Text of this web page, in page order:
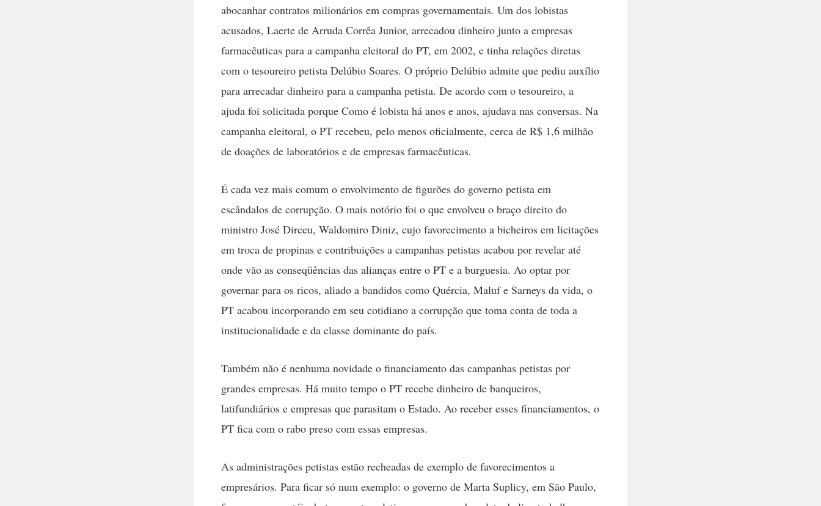
abocanhar contratos milionários em compras governamentais. Um dos lobistas
acusados, Laerte de Arruda Corrêa Junior, arrecadou dinheiro junto a empresas
farmacêuticas para a campanha eleitoral do PT, em 2002, e tinha relações diretas
com o tesoureiro petista Delúbio Soares. O próprio Delúbio admite que pediu auxílio
para arrecadar dinheiro para a campanha petista. De acordo com o tesoureiro, a
ajuda foi solicitada porque Como é lobista há anos e anos, ajudava nas conversas. Na
campanha eleitoral, o PT recebeu, pelo menos oficialmente, cerca de R$ 1,6 milhão
de doações de laboratórios e de empresas farmacêuticas.
É cada vez mais comum o envolvimento de figurões do governo petista em
escândalos de corrupção. O mais notório foi o que envolveu o braço direito do
ministro José Dirceu, Waldomiro Diniz, cujo favorecimento a bicheiros em licitações
em troca de propinas e contribuições a campanhas petistas acabou por revelar até
onde vão as conseqüências das alianças entre o PT e a burguesia. Ao optar por
governar para os ricos, aliado a bandidos como Quércia, Maluf e Sarneys da vida, o
PT acabou incorporando em seu cotidiano a corrupção que toma conta de toda a
institucionalidade e da classe dominante do país.
Também não é nenhuma novidade o financiamento das campanhas petistas por
grandes empresas. Há muito tempo o PT recebe dinheiro de banqueiros,
latifundiários e empresas que parasitam o Estado. Ao receber esses financiamentos, o
PT fica com o rabo preso com essas empresas.
As administrações petistas estão recheadas de exemplo de favorecimentos a
empresários. Para ficar só num exemplo: o governo de Marta Suplicy, em São Paulo,